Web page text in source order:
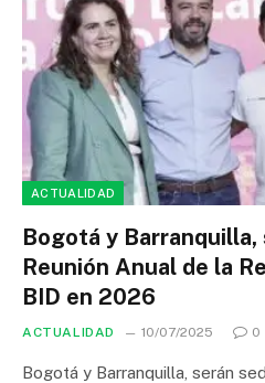
ACTUALIDAD
Bogotá y Barranquilla,
Reunión Anual de la
BID en 2026
ACTUALIDAD 10/07/2025 0
Bogotá y Barranquilla, serán